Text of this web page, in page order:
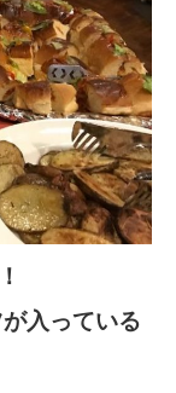
入っている